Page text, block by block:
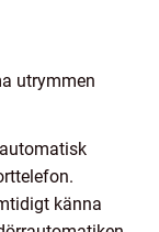
utrymmen
känna